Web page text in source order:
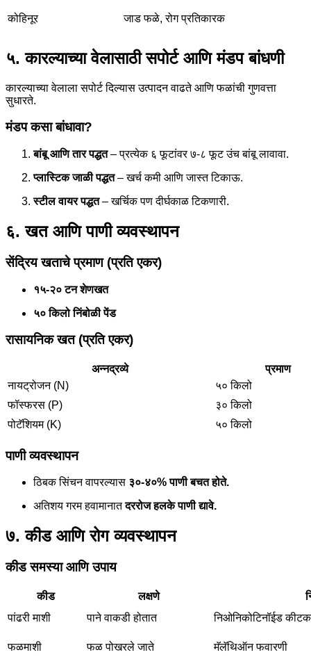
कोहिनूर जाड फळे, रोग प्रतिकारक
५. कारल्याच्या वेलासाठी सपोर्ट आणि मंडप बांधणी
कारल्याच्या वेलाला सपोर्ट दिल्यास उत्पादन वाढते आणि फळांची गुणवत्ता
सुधारते.
मंडप कसा बांधावा?
बांबू आणि तार पद्धत– प्रत्येक ६ फूटांवर ७-८ फूट उंच बांबू लावावा.
प्लास्टिक जाळी पद्धत– खर्च कमी आणि जास्त टिकाऊ.
स्टील वायर पद्धत– खर्चिक पण दीर्घकाळ टिकणारी.
६. खत आणि पाणी व्यवस्थापन
सेंद्रिय खताचे प्रमाण (प्रति एकर)
१५-२० टन शेणखत
५० किलो निंबोळी पेंड
रासायनिक खत (प्रति एकर)
अन्नद्रव्ये
प्रमाण
नायट्रोजन (N)
५० किलो
फॉस्फरस (P)
३० किलो
पोटॅशियम (K)
५० किलो
पाणी व्यवस्थापन
ठिबक सिंचन वापरल्यास ३०-४०% पाणी बचत होते.
अतिशय गरम हवामानातदररोज हलके पाणी द्यावे.
७. कीड आणि रोग व्यवस्थापन
कीड समस्या आणि उपाय
कीड लक्षणे
पांढरी माशी
पाने वाकडी होतात निओनिकोटिनॉईड
फळमाशी फळ पोखरले जाते मॅलॅथिऑन फवारणी